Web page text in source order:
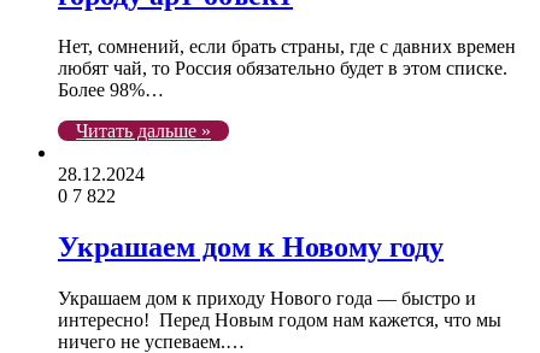
Нет, сомнений, если брать страны, где с давних времен
любят чай, то Россия обязательно будет в этом списке.
Более 98%…
Читать дальше »
28.12.2024
0 7 822
Украшаем дом к Новому году
Украшаем дом к приходу Нового года — быстро и
интересно! Перед Новым годом нам кажется, что мы
ничего не успеваем.…